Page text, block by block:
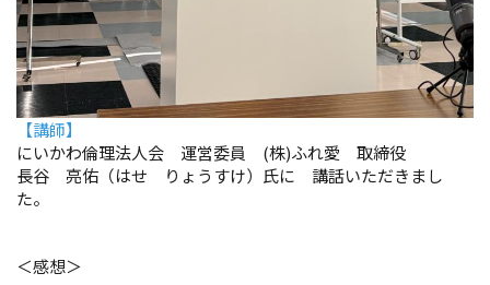
【講師】
にいかわ倫理法人会 運営委員 (株)ふれ愛 取締役
長谷 亮佑（はせ りょうすけ）氏に 講話いただきまし
た。
＜感想＞